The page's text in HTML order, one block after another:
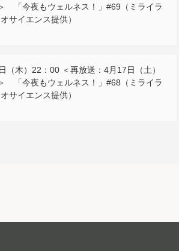
「今夜もウェルネス！」#69（ミライラ
サイエンス提供）
（木）22：00 ＜再放送：4月17日（土）
「今夜もウェルネス！」#68（ミライラ
サイエンス提供）